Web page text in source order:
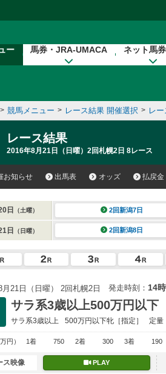
ー 馬券・JRA-UMACA ネット馬
> 競馬メニュー > レース結果 開催選択 > レ
レース結果
2016年8月21日（日曜）2回札幌2日 8レース
お知らせ 出馬表 オッズ 払戻金
日 （土曜） 2回新潟7日
日 （日曜） 2回新潟8日
月21日（日曜） 2回札幌2日 発走時刻： 14
サラ系3歳以上500万円以下
サラ系3歳以上 500万円以下牝［指定］ 定量
万円） 1着 750 2着 300 3着 190
ス映像 PLAY